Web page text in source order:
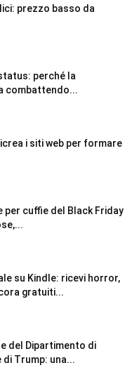
prezzo basso da
perché la
combattendo...
i siti web per formare
per cuffie del Black Friday
su Kindle: ricevi horror,
gratuiti...
del Dipartimento di
Trump: una...